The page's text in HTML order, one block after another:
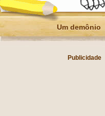
Um demônio
Publicidade